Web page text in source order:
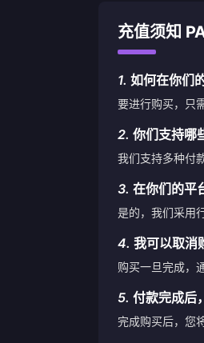
充值须知
1. 如何在你们
要进行购买，只
2. 你们支持哪
我们支持多种付
3. 在你们的平
是的，我们采用
4. 我可以取消
购买一旦完成，
5. 付款完成后
完成购买后，您